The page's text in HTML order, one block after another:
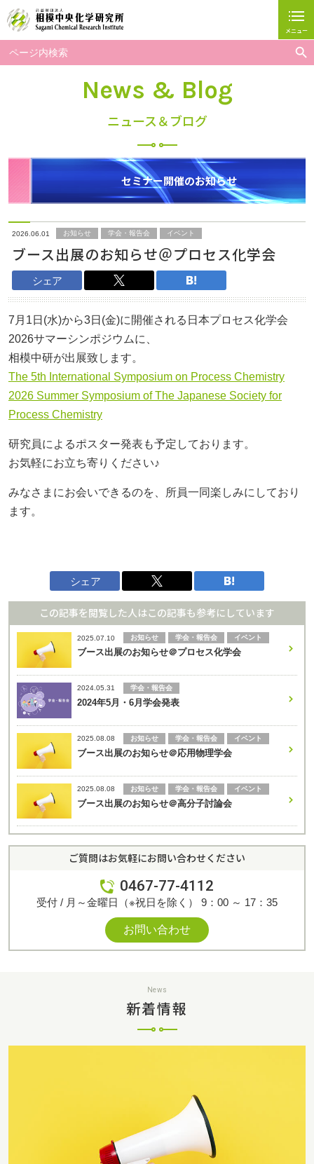
for:
Search
メニュー
閉じる
ホーム
相模中研について
研究事業
お問い合わせ
広報・人財育成事業
採用情報
アクセス
ニュース＆ブログ
ニュース
お知らせ
学会・報告会
セミナー・講演会
9：00～17：35
お気軽にご連絡ください。
閉じる
News & Blog
ニュース＆ブログ
セミナー開催のお知らせ
2026.06.01 お知らせ 学会・報告会 イベント
ブース出展のお知らせ＠プロセス化学会
シェア
7月1日(水)から3日(金)に開催される 日本プロセス化学会
2026サマーシンポジウムに、
相模中研が出展致します。
The 5th International Symposium on Process Chemistry
2026 Summer Symposium of The Japanese Society for
Process Chemistry
研究員によるポスター発表も予定しております。
お気軽にお立ち寄りください♪
みなさまにお会いできるのを、所員一同楽しみにしており
ます。
シェア
この記事を閲覧した人はこの記事も参考にしています
2025.07.10 お知らせ 学会・報告会 イベント
ブース出展のお知らせ＠プロセス化学会
2024.05.31 学会・報告会
2024年5月・6月学会発表
2025.08.08 お知らせ 学会・報告会 イベント
ブース出展のお知らせ＠応用物理学会
2025.08.08 お知らせ 学会・報告会 イベント
ブース出展のお知らせ＠高分子討論会
ご質問はお気軽にお問い合わせください
0467-77-4112
受付 / 月～金曜日（※祝日を除く） 9：00 ～ 17：35
お問い合わせ
News
新着情報